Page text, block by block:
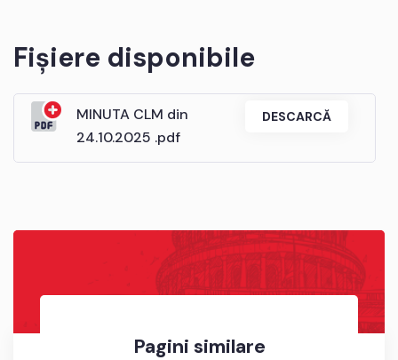
Pagini similare
Fișiere disponibile
MINUTA CLM din
24.10.2025 .pdf
DESCARCĂ